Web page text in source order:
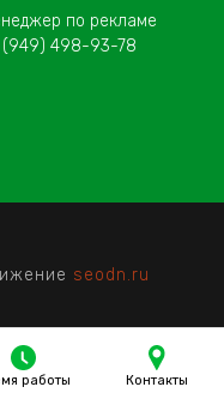
работы Контакты
по рекламе
(949) 498-93-78
seodn.ru